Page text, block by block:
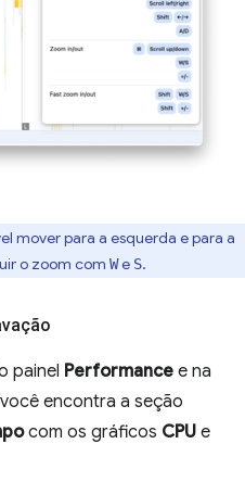
mover para a esquerda e para a
o zoom com We S.
painel Performance e na
encontra a seção
com os gráficos CPU e